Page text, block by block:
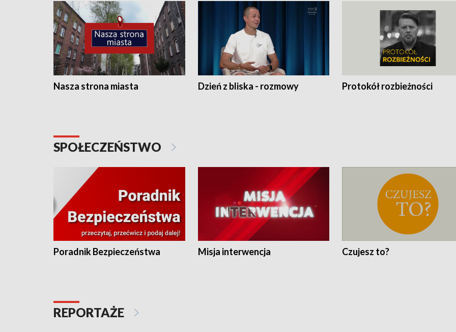
Nasza strona miasta Dzień z bliska - rozmowy Protokół rozbieżności
SPOŁECZEŃSTWO
Poradnik Bezpieczeństwa Misja interwencja Czujesz to?
REPORTAŻE